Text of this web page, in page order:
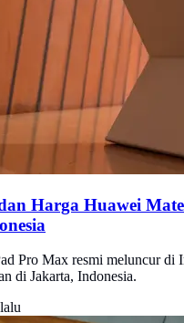
Harga Huawei
Pro Max resmi meluncur di
di Jakarta, Indonesia.